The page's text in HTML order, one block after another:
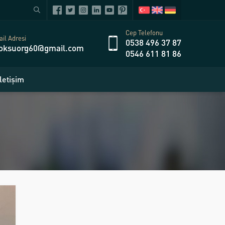
Adresi
Cep Telefonu
0538 496 37 87
0546 611 81 86